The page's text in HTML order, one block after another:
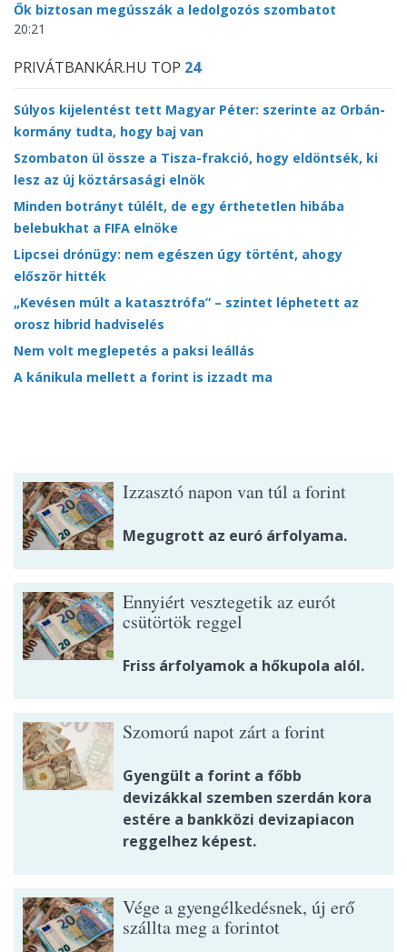
Ők biztosan megússzák a ledolgozós szombatot
20:21
PRIVÁTBANKÁR.HU TOP 24
Súlyos kijelentést tett Magyar Péter: szerinte az Orbán-
kormány tudta, hogy baj van
Szombaton ül össze a Tisza-frakció, hogy eldöntsék, ki
lesz az új köztársasági elnök
Minden botrányt túlélt, de egy érthetetlen hibába
belebukhat a FIFA elnöke
Lipcsei drónügy: nem egészen úgy történt, ahogy
először hitték
„Kevésen múlt a katasztrófa” – szintet léphetett az
orosz hibrid hadviselés
Nem volt meglepetés a paksi leállás
A kánikula mellett a forint is izzadt ma
Izzasztó napon van túl a forint
Megugrott az euró árfolyama.
Ennyiért vesztegetik az eurót
csütörtök reggel
Friss árfolyamok a hőkupola alól.
Szomorú napot zárt a forint
Gyengült a forint a főbb
devizákkal szemben szerdán kora
estére a bankközi devizapiacon
reggelhez képest.
Vége a gyengélkedésnek, új erő
szállta meg a forintot